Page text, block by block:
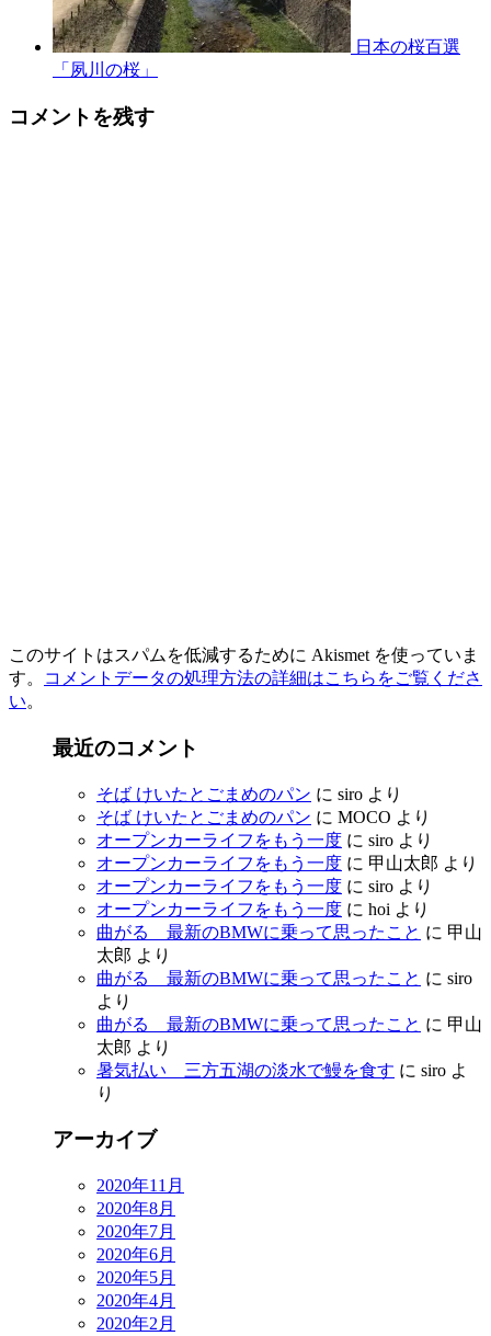
日本の桜百選
「夙川の桜」
コメントを残す
このサイトはスパムを低減するために Akismet を使っていま
す。
コメントデータの処理方法の詳細はこちらをご覧くださ
い。
最近のコメント
そば けいたとごまめのパン に siro より
そば けいたとごまめのパン に MOCO より
オープンカーライフをもう一度 に siro より
オープンカーライフをもう一度 に 甲山太郎 より
オープンカーライフをもう一度 に siro より
オープンカーライフをもう一度 に hoi より
曲がる 最新のBMWに乗って思ったこと に 甲山
太郎 より
曲がる 最新のBMWに乗って思ったこと に siro
より
曲がる 最新のBMWに乗って思ったこと に 甲山
太郎 より
暑気払い 三方五湖の淡水で鰻を食す に siro よ
り
アーカイブ
2020年11月
2020年8月
2020年7月
2020年6月
2020年5月
2020年4月
2020年2月